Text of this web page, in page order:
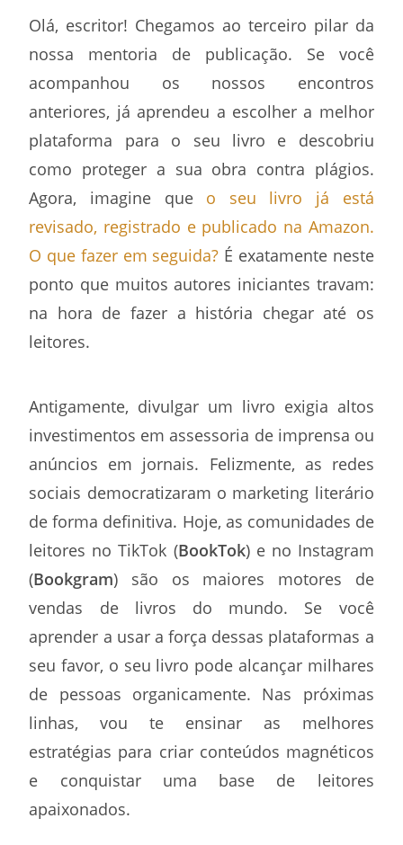
Olá, escritor! Chegamos ao terceiro pilar da
nossa mentoria de publicação. Se você
acompanhou os nossos encontros
anteriores, já aprendeu a escolher a melhor
plataforma para o seu livro e descobriu
como proteger a sua obra contra plágios.
Agora, imagine que o seu livro já está
revisado, registrado e publicado na Amazon.
O que fazer em seguida? É exatamente neste
ponto que muitos autores iniciantes travam:
na hora de fazer a história chegar até os
leitores.
Antigamente, divulgar um livro exigia altos
investimentos em assessoria de imprensa ou
anúncios em jornais. Felizmente, as redes
sociais democratizaram o marketing literário
de forma definitiva. Hoje, as comunidades de
leitores no TikTok (BookTok) e no Instagram
(Bookgram) são os maiores motores de
vendas de livros do mundo. Se você
aprender a usar a força dessas plataformas a
seu favor, o seu livro pode alcançar milhares
de pessoas organicamente. Nas próximas
linhas, vou te ensinar as melhores
estratégias para criar conteúdos magnéticos
e conquistar uma base de leitores
apaixonados.